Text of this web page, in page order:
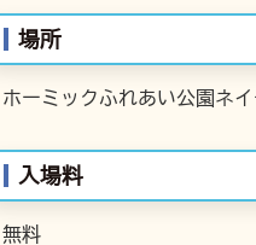
場所
ホーミックふれあい公園ネ
入場料
無料